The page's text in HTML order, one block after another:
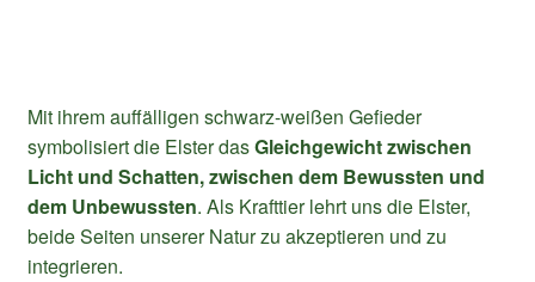
Mit ihrem auffälligen schwarz-weißen Gefieder
symbolisiert die Elster dasGleichgewicht zwischen
Licht und Schatten, zwischen dem Bewussten und
dem Unbewussten. Als Krafttier lehrt uns die Elster,
beide Seiten unserer Natur zu akzeptieren und zu
integrieren.